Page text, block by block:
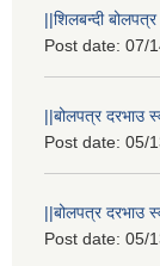
||शिलबन्दी
Post date: 07/
||बोलपत्र दरभाउ
Post date: 05/
||बोलपत्र दरभाउ
Post date: 05/